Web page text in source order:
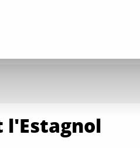
l'Estagnol